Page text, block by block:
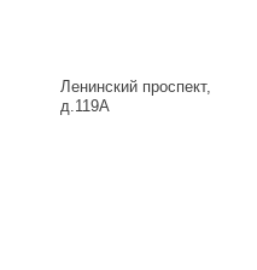
Ленинский проспект,
д.119А